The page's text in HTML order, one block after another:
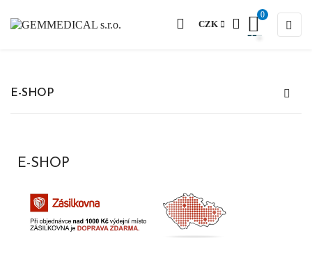
☰
CZK
0
E-SHOP
E-SHOP